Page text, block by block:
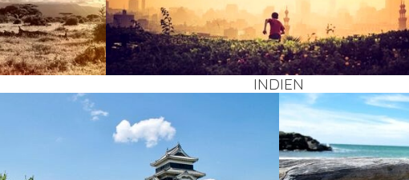
INDI­EN